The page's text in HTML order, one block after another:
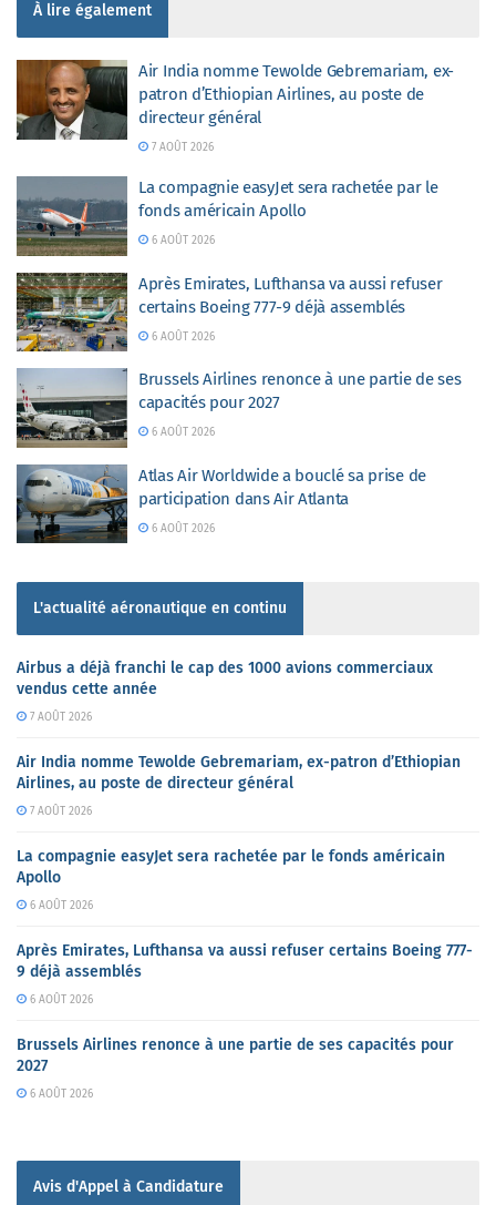
À lire également
Air India nomme Tewolde Gebremariam, ex-
patron d’Ethiopian Airlines, au poste de
directeur général
7 AOÛT 2026
La compagnie easyJet sera rachetée par le
fonds américain Apollo
6 AOÛT 2026
Après Emirates, Lufthansa va aussi refuser
certains Boeing 777-9 déjà assemblés
6 AOÛT 2026
Brussels Airlines renonce à une partie de ses
capacités pour 2027
6 AOÛT 2026
Atlas Air Worldwide a bouclé sa prise de
participation dans Air Atlanta
6 AOÛT 2026
L'actualité aéronautique en continu
Airbus a déjà franchi le cap des 1000 avions commerciaux
vendus cette année
7 AOÛT 2026
Air India nomme Tewolde Gebremariam, ex-patron d’Ethiopian
Airlines, au poste de directeur général
7 AOÛT 2026
La compagnie easyJet sera rachetée par le fonds américain
Apollo
6 AOÛT 2026
Après Emirates, Lufthansa va aussi refuser certains Boeing 777-
9 déjà assemblés
6 AOÛT 2026
Brussels Airlines renonce à une partie de ses capacités pour
2027
6 AOÛT 2026
Avis d'Appel à Candidature